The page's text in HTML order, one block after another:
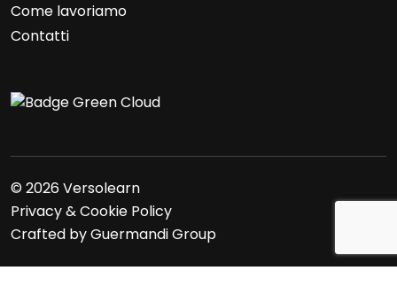
Come lavoriamo
Contatti
© 2026 Versolearn
Privacy & Cookie Policy
Crafted byGuermandi Group